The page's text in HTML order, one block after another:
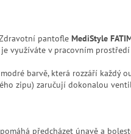
pantofle MediStyle
využíváte v pracovním
barvě, která rozzáří každý
zipu) zaručují dokonalou
předcházet únavě a